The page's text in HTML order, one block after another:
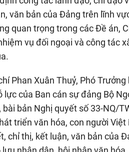
văn bản của Đảng trên lĩnh
quan trọng trong các Đề án,
vụ đối ngoại và công tác
Phan Xuân Thuỷ, Phó
của Ban cán sự đảng Bộ
bản Nghị quyết số 33-NQ/
triển văn hóa, con người
chỉ thị, kết luận, văn bản của